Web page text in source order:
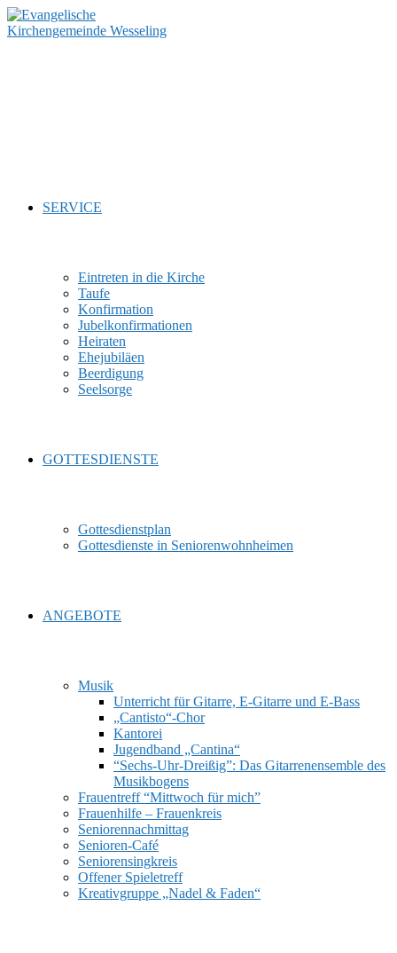
Zum
Inhalt
SERVICE
Eintreten in die Kirche
Taufe
Konfirmation
Jubelkonfirmationen
Heiraten
Ehejubiläen
Beerdigung
Seelsorge
GOTTESDIENSTE
Gottesdienstplan
Gottesdienste in Seniorenwohnheimen
ANGEBOTE
Musik
Unterricht für Gitarre, E‑Gitarre und E‑Bass
„Cantisto“-Chor
Kantorei
Jugendband „Cantina“
“Sechs-Uhr-Dreißig”: Das Gitarrenensemble des
Musikbogens
Frauentreff “Mittwoch für mich”
Frauenhilfe – Frauenkreis
Seniorennachmittag
Senioren-Café
Seniorensingkreis
Offener Spieletreff
Kreativgruppe „Nadel & Faden“